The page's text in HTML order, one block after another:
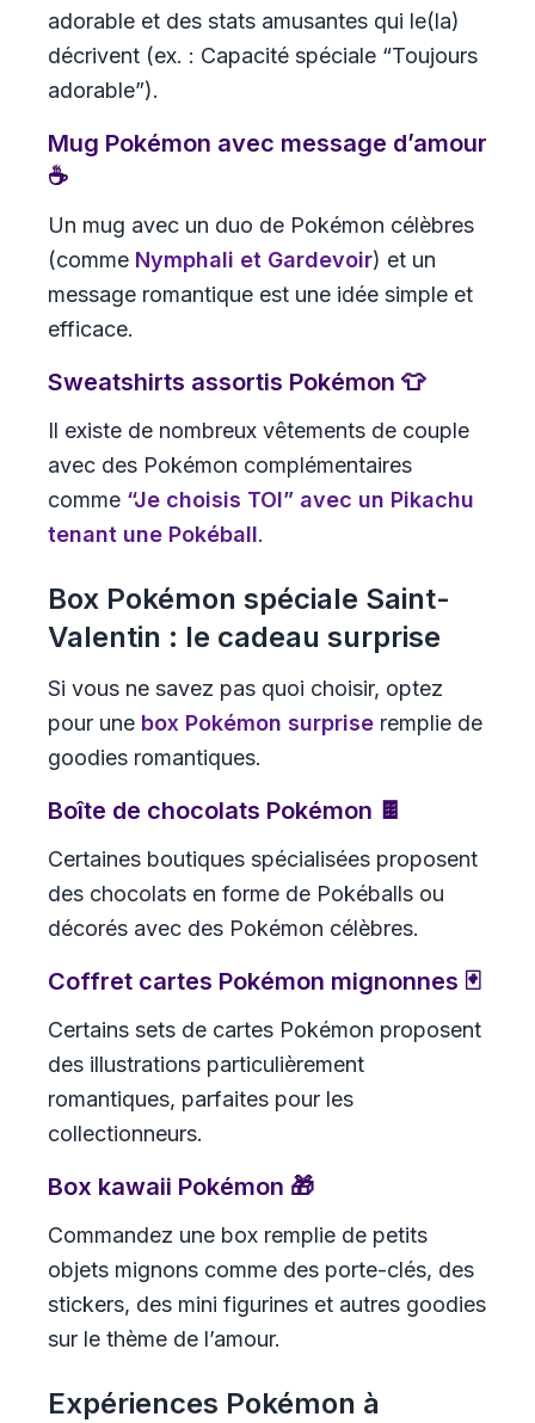
adorable et des stats amusantes qui le(la)
décrivent (ex. : Capacité spéciale “Toujours
adorable”).
Mug Pokémon avec message d’amour
☕
Un mug avec un duo de Pokémon célèbres
(comme Nymphali et Gardevoir) et un
message romantique est une idée simple et
efficace.
Sweatshirts assortis Pokémon 👕
Il existe de nombreux vêtements de couple
avec des Pokémon complémentaires
comme “Je choisis TOI” avec un Pikachu
tenant une Pokéball.
Box Pokémon spéciale Saint-
Valentin : le cadeau surprise
Si vous ne savez pas quoi choisir, optez
pour une box Pokémon surprise remplie de
goodies romantiques.
Boîte de chocolats Pokémon 🍫
Certaines boutiques spécialisées proposent
des chocolats en forme de Pokéballs ou
décorés avec des Pokémon célèbres.
Coffret cartes Pokémon mignonnes 🃏
Certains sets de cartes Pokémon proposent
des illustrations particulièrement
romantiques, parfaites pour les
collectionneurs.
Box kawaii Pokémon 🎁
Commandez une box remplie de petits
objets mignons comme des porte-clés, des
stickers, des mini figurines et autres goodies
sur le thème de l’amour.
Expériences Pokémon à